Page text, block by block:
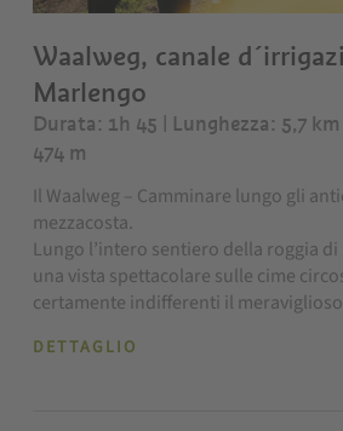
Waalweg, canale
Marlengo
Durata: 1h 45 | Lunghezza: 5,7 km
474 m
Il Waalweg – Camminare lungo gli
mezzacosta.
Lungo l’intero sentiero della roggia
una vista spettacolare sulle cime
certamente indifferenti il
DETTAGLIO